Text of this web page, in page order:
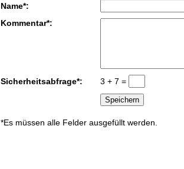
Name*:
Kommentar*:
Sicherheitsabfrage*: 3 + 7 =
*Es müssen alle Felder ausgefüllt werden.